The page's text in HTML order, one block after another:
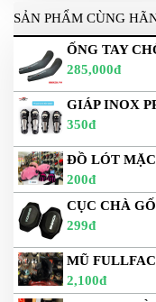
SẢN PHẨM CÙNG
ỐNG TAY
285,000đ
GIÁP INOX
350đ
ĐỒ LÓT
200đ
CỤC CHÀ
299đ
MŨ
2,100đ